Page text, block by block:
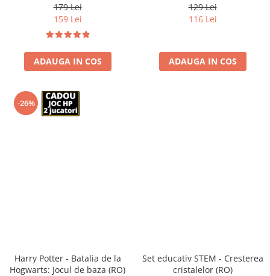
179 Lei
159 Lei
ADAUGA IN COS
129 Lei
116 Lei
ADAUGA IN COS
-26%
Harry Potter - Batalia de la
Hogwarts: Jocul de baza (RO)
Set educativ STEM - Cresterea
cristalelor (RO)